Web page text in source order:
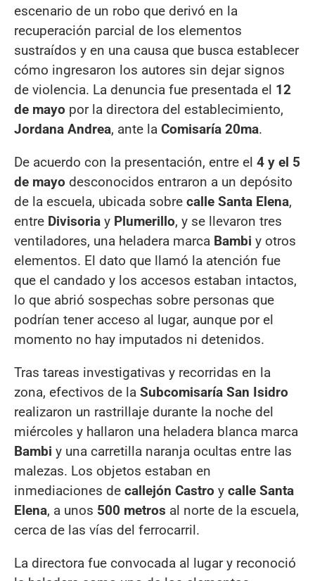
escenario de un robo que derivó en la
recuperación parcial de los elementos
sustraídos y en una causa que busca establecer
cómo ingresaron los autores sin dejar signos
de violencia. La denuncia fue presentada el 12
de mayo por la directora del establecimiento,
Jordana Andrea, ante la Comisaría 20ma.
De acuerdo con la presentación, entre el 4 y el 5
de mayo desconocidos entraron a un depósito
de la escuela, ubicada sobre calle Santa Elena,
entre Divisoria y Plumerillo, y se llevaron tres
ventiladores, una heladera marca Bambi y otros
elementos. El dato que llamó la atención fue
que el candado y los accesos estaban intactos,
lo que abrió sospechas sobre personas que
podrían tener acceso al lugar, aunque por el
momento no hay imputados ni detenidos.
Tras tareas investigativas y recorridas en la
zona, efectivos de la Subcomisaría San Isidro
realizaron un rastrillaje durante la noche del
miércoles y hallaron una heladera blanca marca
Bambi y una carretilla naranja ocultas entre las
malezas. Los objetos estaban en
inmediaciones de callejón Castro y calle Santa
Elena, a unos 500 metros al norte de la escuela,
cerca de las vías del ferrocarril.
La directora fue convocada al lugar y reconoció